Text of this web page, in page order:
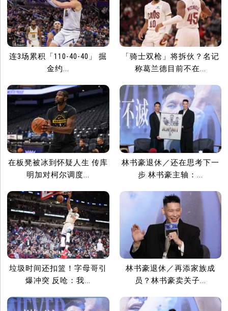
连3场累积「110-40-40」 掘
金约...
「骑士双枪」将拆伙？名记
称葛兰德目前不在...
在板凳被冰到怀疑人生 传库
明加对柯尔调度...
林书豪退休／还在思考下一
步 林书豪主轴：...
垃圾时间还扣篮！字母哥引
爆冲突 反呛：我...
林书豪退休／再添家族成
员？林书豪卖关子...